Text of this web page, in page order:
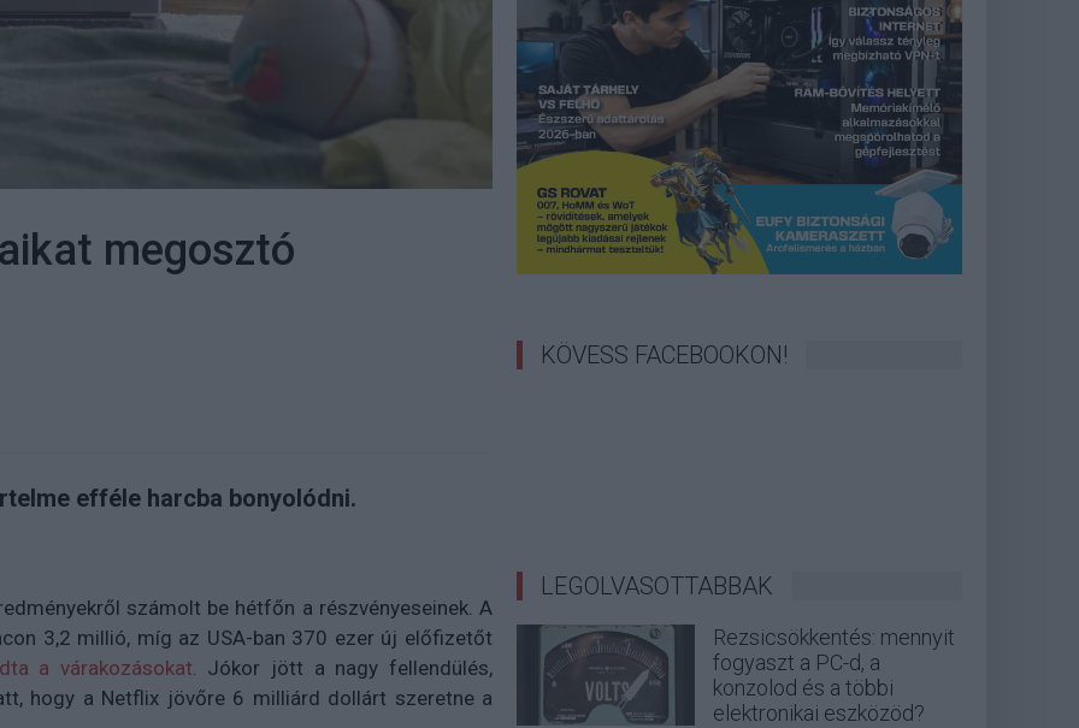
megosztó
efféle harcba bonyolódni.
számolt be hétfőn a részvényeseinek. A
3,2 millió, míg az USA-ban 370 ezer új előfizetőt
a várakozásokat. Jókor jött a nagy fellendülés,
hogy a Netflix jövőre 6 milliárd dollárt szeretne a
KÖVESS FACEBOOKON!
LEGOLVASOTTABBAK
Rezsicsökkentés: mennyit
fogyaszt a PC-d, a
konzolod és a többi
elektronikai eszközöd?